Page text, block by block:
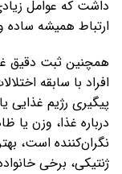
داشت که عوامل
ارتباط همیشه
همچنین ثبت دقیق
افراد با سابقه
پیگیری رژیم غذایی
درباره غذا، وزن
نگران‌کننده است،
ژنتیکی، برخی